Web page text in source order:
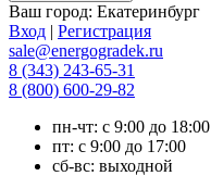
Ваш город: Екатеринбург
Вход | Регистрация
sale@energogradek.ru
8 (343) 243-65-31
8 (800) 600-29-82
пн-чт: с 9:00 до 18:00
пт: с 9:00 до 17:00
сб-вс: выходной